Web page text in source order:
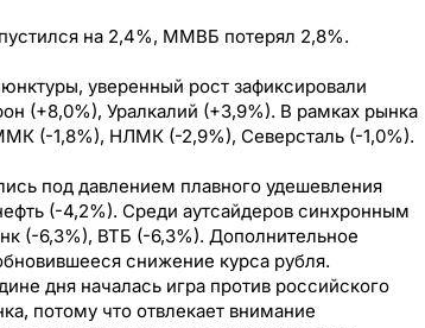
на 2,4%, ММВБ потерял 2,8%.
уверенный рост зафиксировали
(+8,0%), Уралкалий (+3,9%). В рамках рынка
(-1,8%), НЛМК (-2,9%), Северсталь (-1,0%).
под давлением плавного удешевления
(-4,2%). Среди аутсайдеров синхронным
(-6,3%), ВТБ (-6,3%). Дополнительное
снижение курса рубля.
дня началась игра против российского
потому что отвлекает внимание